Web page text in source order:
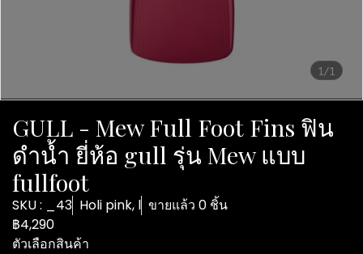
1/1
GULL - Mew Full Foot Fins ฟิน
ดำน้ำ ยี่ห้อ gull รุ่น Mew แบบ
fullfoot
SKU : _43 Holi pink, l ขายแล้ว 0 ชิ้น
฿4,290
ตัวเลือกสินค้า